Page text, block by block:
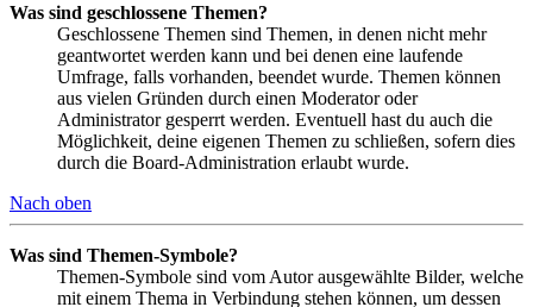
Was sind geschlossene Themen?
Geschlossene Themen sind Themen, in denen nicht mehr
geantwortet werden kann und bei denen eine laufende
Umfrage, falls vorhanden, beendet wurde. Themen können
aus vielen Gründen durch einen Moderator oder
Administrator gesperrt werden. Eventuell hast du auch die
Möglichkeit, deine eigenen Themen zu schließen, sofern dies
durch die Board-Administration erlaubt wurde.
Nach oben
Was sind Themen-Symbole?
Themen-Symbole sind vom Autor ausgewählte Bilder, welche
mit einem Thema in Verbindung stehen können, um dessen